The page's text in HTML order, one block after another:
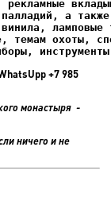
+7 985
монастыря -
ничего и не